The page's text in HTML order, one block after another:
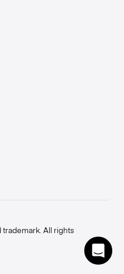
All rights